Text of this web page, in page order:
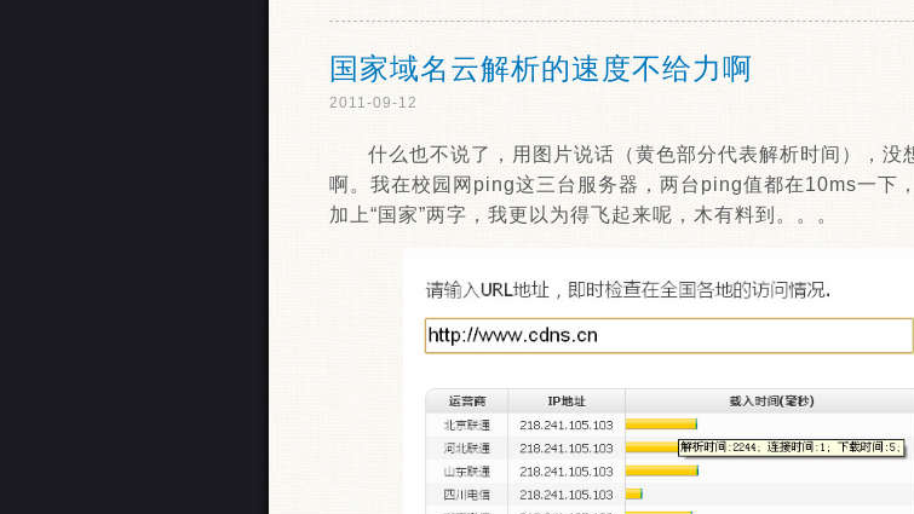
国家域名云解析的速度不给力啊
2011-09-12
什么也不说了，用图片说话（黄色部分代表解析时间），没
啊。我在校园网ping这三台服务器，两台ping值都在10ms一下
加上“国家”两字，我更以为得飞起来呢，木有料到。。。